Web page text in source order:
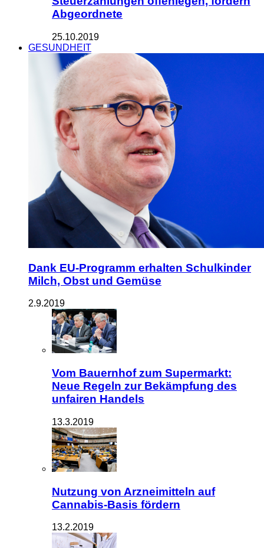
Abgeordnete
25.10.2019
GESUNDHEIT
Dank EU-Programm erhalten Schulkinder
Milch, Obst und Gemüse
2.9.2019
Vom Bauernhof zum Supermarkt:
Neue Regeln zur Bekämpfung des
unfairen Handels
13.3.2019
Nutzung von Arzneimitteln auf
Cannabis-Basis fördern
13.2.2019